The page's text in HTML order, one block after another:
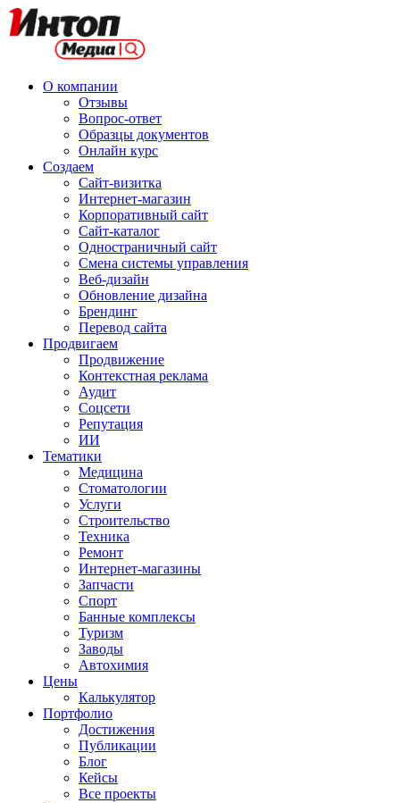
О компании
Отзывы
Вопрос-ответ
Образцы документов
Онлайн курс
Создаем
Сайт-визитка
Интернет-магазин
Корпоративный сайт
Сайт-каталог
Одностраничный сайт
Смена системы управления
Веб-дизайн
Обновление дизайна
Брендинг
Перевод сайта
Продвигаем
Продвижение
Контекстная реклама
Аудит
Соцсети
Репутация
ИИ
Тематики
Медицина
Стоматологии
Услуги
Строительство
Техника
Ремонт
Интернет-магазины
Запчасти
Спорт
Банные комплексы
Туризм
Заводы
Автохимия
Цены
Калькулятор
Портфолио
Достижения
Публикации
Блог
Кейсы
Все проекты